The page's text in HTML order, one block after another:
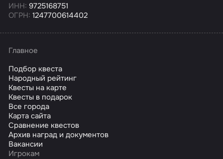
ИНН: 9725168751
ОГРН: 1247700614402
Главное
Подбор квеста
Народный рейтинг
Квесты на карте
Квесты в подарок
Все города
Карта сайта
Сравнение квестов
Архив наград и документов
Вакансии
Игрокам